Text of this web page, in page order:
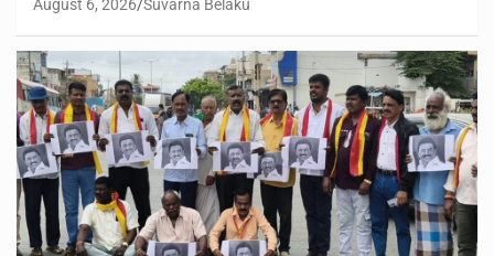
August 6, 2026 Suvarna Belaku